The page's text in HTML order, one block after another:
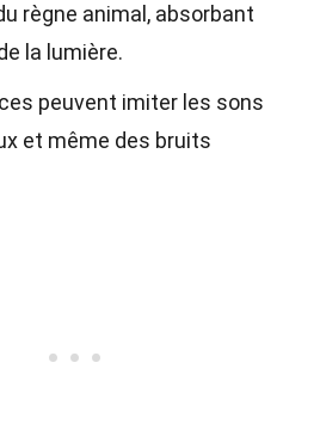
règne animal, absorbant
la lumière.
peuvent imiter les sons
et même des bruits